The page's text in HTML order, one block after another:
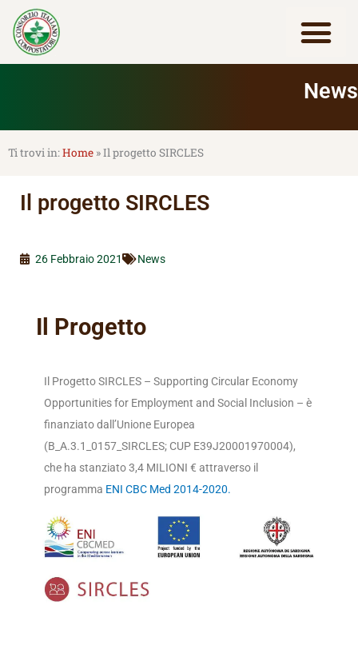
contenuto
News
Home »Il progetto SIRCLES
Il progetto SIRCLES
26 Febbraio 2021 News
Il Progetto
Il Progetto SIRCLES – Supporting Circular Economy
Opportunities for Employment and Social Inclusion – è
finanziato dall’Unione Europea
(B_A.3.1_0157_SIRCLES; CUP E39J20001970004),
che ha stanziato 3,4 MILIONI € attraverso il
programma ENI CBC Med 2014-2020.